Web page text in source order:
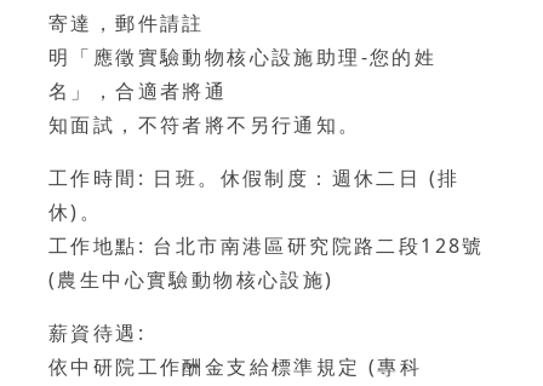
寄達，郵件請註
明「應徵實驗動物核心設施助理-您的姓
名」，合適者將通
知面試，不符者將不另行通知。
工作時間: 日班。休假制度：週休二日 (排
休)。
工作地點: 台北市南港區研究院路二段128號
(農生中心實驗動物核心設施)
薪資待遇:
依中研院工作酬金支給標準規定 (專科